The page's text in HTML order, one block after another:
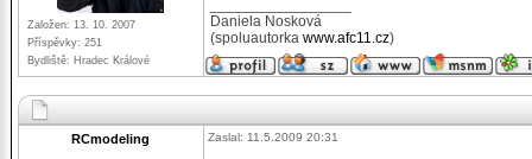
Založen: 13. 10. 2007
Příspěvky: 251
Bydliště: Hradec Králové
Daniela Nosková
(spoluautorka www.afc11.cz)
RCmodeling Zaslal: 11.5.2009 20:31